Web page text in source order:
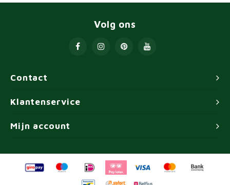
Contact
Volg ons
Klantenservice
Mijn account